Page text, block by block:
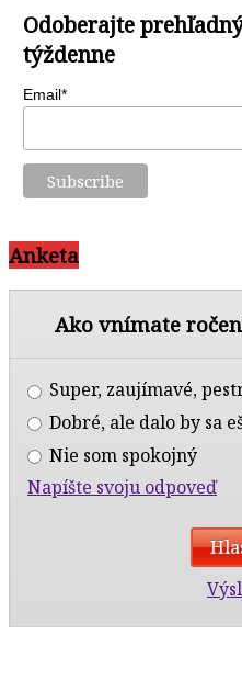
Odoberajte
týždenne
Email*
Anketa
Ako vnímate
Super, zaujímavé,
Dobré, ale dalo by sa
Nie som spokojný
Napíšte svoju odpoveď